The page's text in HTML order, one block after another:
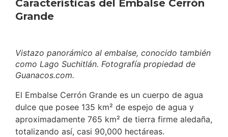
Características del Embalse Cerrón
Grande
Vistazo panorámico al embalse, conocido también
como Lago Suchitlán. Fotografía propiedad de
Guanacos.com.
El Embalse Cerrón Grande es un cuerpo de agua
dulce que posee 135 km² de espejo de agua y
aproximadamente 765 km² de tierra firme aledaña,
totalizando así, casi 90,000 hectáreas.